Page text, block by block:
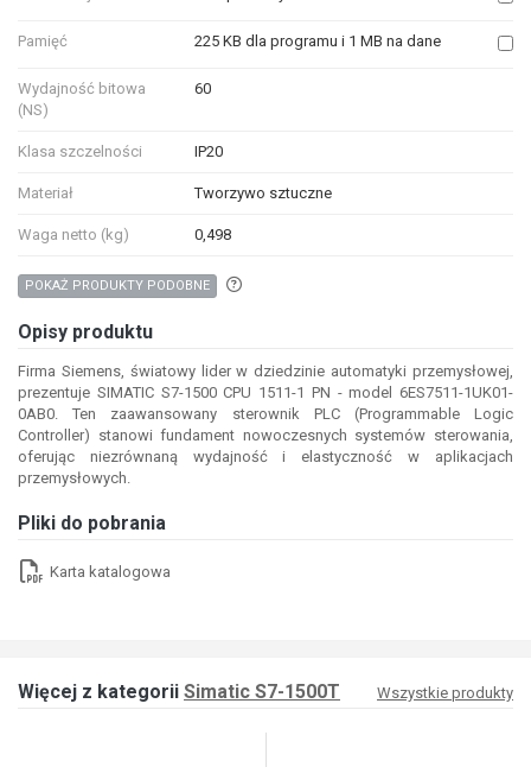
Pamięć 225 KB dla programu i 1 MB na dane
Wydajność bitowa
(NS)
60
Klasa szczelności IP20
Materiał Tworzywo sztuczne
Waga netto (kg) 0,498
POKAŻ PRODUKTY PODOBNE
Opisy produktu
Firma Siemens, światowy lider w dziedzinie automatyki przemysłowej,
prezentuje SIMATIC S7-1500 CPU 1511-1 PN - model 6ES7511-1UK01-
0AB0. Ten zaawansowany sterownik PLC (Programmable Logic
Controller) stanowi fundament nowoczesnych systemów sterowania,
oferując niezrównaną wydajność i elastyczność w aplikacjach
przemysłowych.
Pliki do pobrania
Karta katalogowa
Więcej z kategorii Simatic S7-1500T Wszystkie produkty